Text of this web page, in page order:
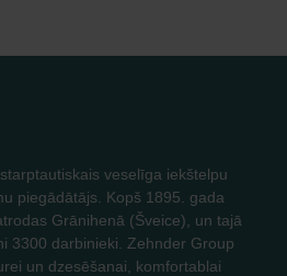
veselīga iekštelpu
piegādātājs. Kopš 1895. gada
Grānihenā (Šveice), un tajā
3300 darbinieki. Zehnder Group
un dzesēšanai, komfortablai